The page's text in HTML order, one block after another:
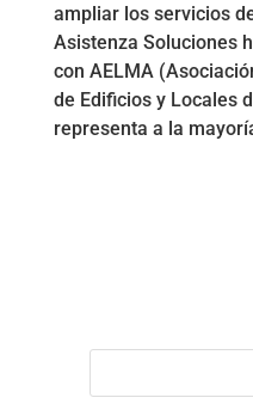
ampliar los servicios
Asistenza Soluciones
con AELMA
de Edificios y Locales
representa a la